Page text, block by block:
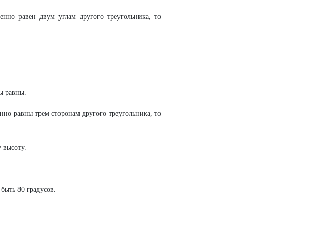
равен двум углам другого треугольника, то
равны.
равны трем сторонам другого треугольника, то
высоту.
80 градусов.